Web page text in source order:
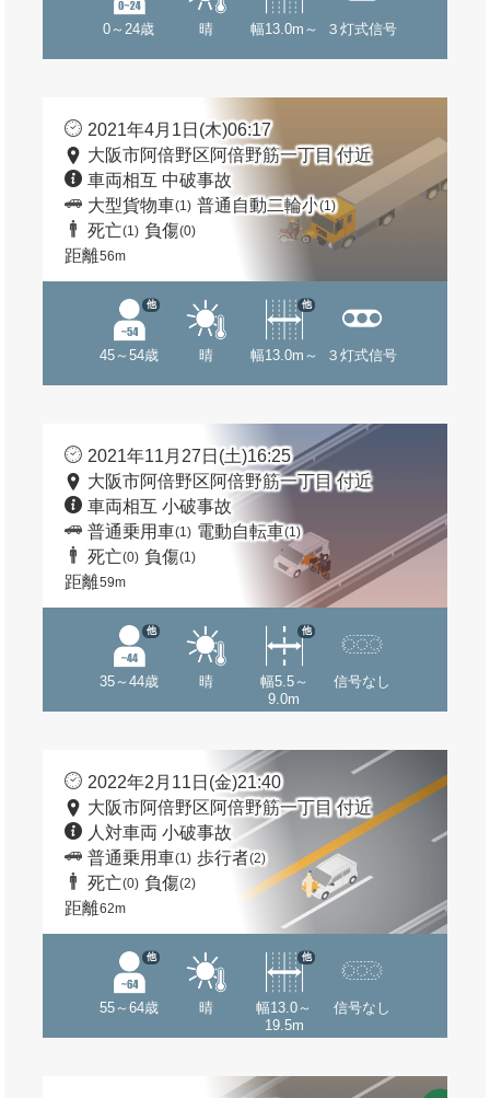
0～24歳 晴 幅13.0m～ ３灯式信号
2021年4月1日(木)06:17
大阪市阿倍野区阿倍野筋一丁目 付近
車両相互 中破事故
大型貨物車(1) 普通自動二輪小(1)
死亡(1) 負傷(0)
距離56m
45～54歳
他
晴 幅13.0m～
他
３灯式信号
2021年11月27日(土)16:25
大阪市阿倍野区阿倍野筋一丁目 付近
車両相互 小破事故
普通乗用車(1) 電動自転車(1)
死亡(0) 負傷(1)
距離59m
35～44歳
他
晴
幅5.5～
9.0m
他
信号なし
2022年2月11日(金)21:40
大阪市阿倍野区阿倍野筋一丁目 付近
人対車両 小破事故
普通乗用車(1) 歩行者(2)
死亡(0) 負傷(2)
距離62m
55～64歳
他
晴
幅13.0～
19.5m
他
信号なし